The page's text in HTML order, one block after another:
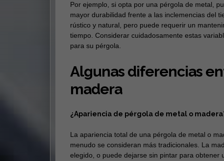
Por ejemplo, si opta por una pérgola de metal,
mayor durabilidad frente a las inclemencias del
rústico y natural, pero puede requerir un
tiempo. Considerar cuidadosamente estas
para su pérgola.
Algunas diferencias
madera
¿Apariencia de pérgola de metal o
La apariencia total de una pérgola de metal o
menudo se consideran más tradicionales. La
elegido, o puede dejarse sin pintar para obtener